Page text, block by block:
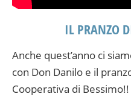
IL PRANZO
Anche quest’anno ci
con Don Danilo e il
Cooperativa di Bessimo!!